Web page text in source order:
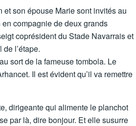
et son épouse Marie sont invités au
en compagnie de deux grands
coprésident du Stade Navarrais et
l’étape.
sort de la fameuse tombola. Le
Il est évident qu’il va remettre
dirigeante qui alimente le planchot
par là, dire bonjour. Et elle susurre